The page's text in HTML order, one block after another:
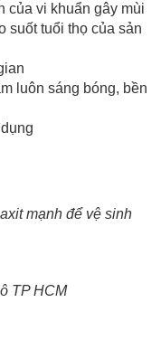
của vi khuẩn gây mùi
suốt tuổi thọ của sản
luôn sáng bóng, bền
mạnh để vệ sinh
TP HCM